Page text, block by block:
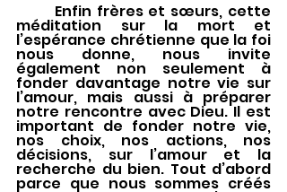
méditation sur la mort et
l’espérance chrétienne que la foi
nous donne, nous invite
également non seulement à
fonder davantage notre vie sur
l’amour, mais aussi à préparer
notre rencontre avec Dieu. Il est
important de fonder notre vie,
nos choix, nos actions, nos
décisions, sur l’amour et la
recherche du bien. Tout d’abord
parce que nous sommes créés